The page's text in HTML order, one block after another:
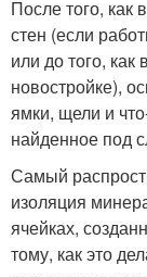
После того, как
стен (если
или до того, как
новостройке),
ямки, щели и
найденное под
Самый
изоляция
ячейках,
тому, как это